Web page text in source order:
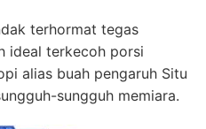
terhormat tegas
ideal terkecoh porsi
alias buah pengaruh Situ
sungguh memiara.